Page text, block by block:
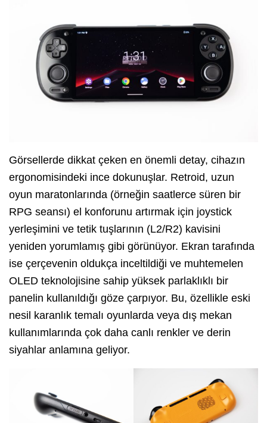
Görsellerde dikkat çeken en önemli detay, cihazın
ergonomisindeki ince dokunuşlar. Retroid, uzun
oyun maratonlarında (örneğin saatlerce süren bir
RPG seansı) el konforunu artırmak için joystick
yerleşimini ve tetik tuşlarının (L2/R2) kavisini
yeniden yorumlamış gibi görünüyor. Ekran tarafında
ise çerçevenin oldukça inceltildiği ve muhtemelen
OLED teknolojisine sahip yüksek parlaklıklı bir
panelin kullanıldığı göze çarpıyor. Bu, özellikle eski
nesil karanlık temalı oyunlarda veya dış mekan
kullanımlarında çok daha canlı renkler ve derin
siyahlar anlamına geliyor.